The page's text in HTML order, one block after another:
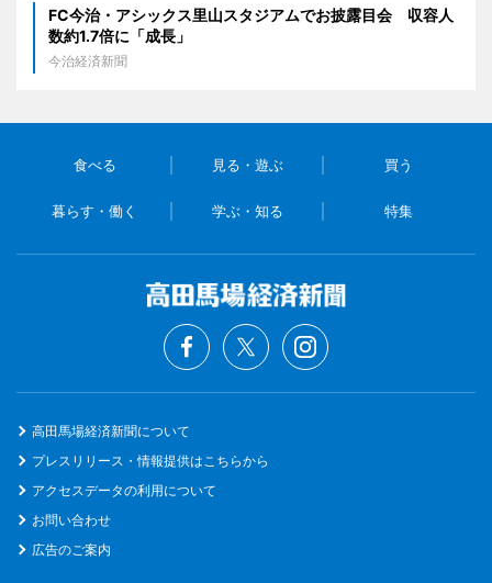
FC今治・アシックス里山スタジアムでお披露目会 収容人
数約1.7倍に「成長」
今治経済新聞
食べる 見る・遊ぶ 買う
暮らす・働く 学ぶ・知る 特集
高田馬場経済新聞について
プレスリリース・情報提供はこちらから
アクセスデータの利用について
お問い合わせ
広告のご案内